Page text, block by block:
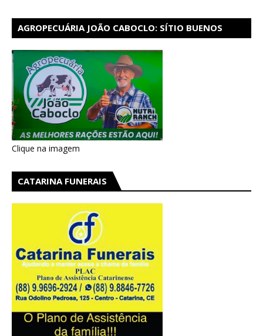
AGROPECUÁRIA JOÃO CABOCLO: SÍTIO BUENOS
Clique na imagem
CATARINA FUNERAIS